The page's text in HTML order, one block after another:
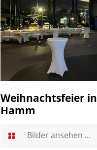
Weihnachtsfeier in
Hamm
Bilder ansehen …